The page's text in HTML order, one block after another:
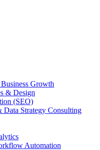
Growth
& Design
(SEO)
Strategy Consulting
Automation